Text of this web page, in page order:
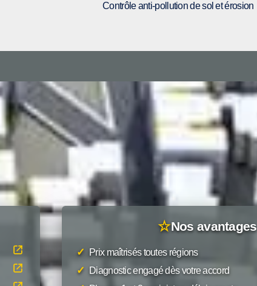
Contrôle anti-pollution de sol et érosion
☆Nos avantages
✓ Prix maîtrisés toutes régions
✓ Diagnostic engagé dès votre accord